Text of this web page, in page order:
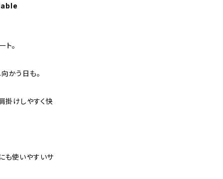
。
かう日も。
掛けしやすく快
も使いやすいサ